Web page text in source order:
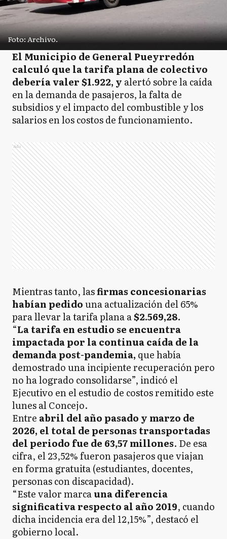
Foto: Archivo.
El Municipio de General Pueyrredón
calculó que la tarifa plana de colectivo
debería valer $1.922, y alertó sobre la caída
en la demanda de pasajeros, la falta de
subsidios y el impacto del combustible y los
salarios en los costos de funcionamiento.
Ads
Mientras tanto, lasfirmas concesionarias
habían pedidouna actualización del 65%
para llevar la tarifa plana a$2.569,28.
“La tarifa en estudio se encuentra
impactada por la continua caída de la
demanda post-pandemia, que había
demostrado una incipiente recuperación pero
no ha logrado consolidarse”, indicó el
Ejecutivo en el estudio de costos remitido este
lunes al Concejo.
Entre abril del año pasado y marzo de
2026, el total de personas transportadas
del periodo fue de 63,57 millones. De esa
cifra, el 23,52% fueron pasajeros que viajan
en forma gratuita (estudiantes, docentes,
personas con discapacidad).
“Este valor marcauna diferencia
significativa respecto al año 2019, cuando
dicha incidencia era del 12,15%”, destacó el
gobierno local.